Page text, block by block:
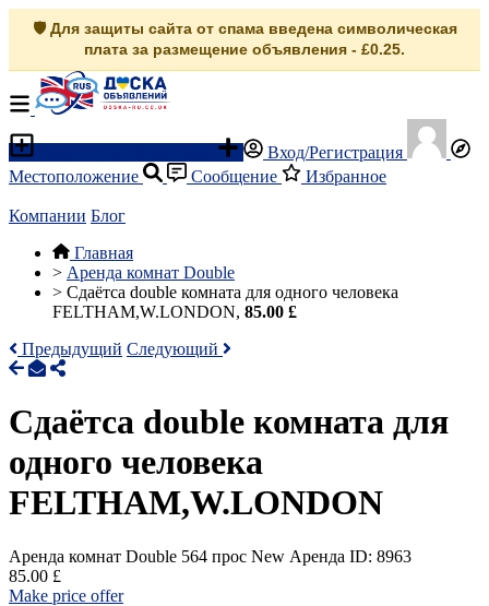
🛡️ Для защиты сайта от спама введена символическая
плата за размещение объявления - £0.25.
Вход/Регистрация
Местоположение
Сообщение Избранное
Компании Блог
Главная
> Аренда комнат Double
> Сдаётсa double комнатa для одного человека
FELTHAM,W.LONDON, 85.00 £
Предыдущий Следующий
Сдаётсa double комнатa для
одного человека
FELTHAM,W.LONDON
Аренда комнат Double 564 прос New Аренда ID: 8963
85.00 £
Make price offer